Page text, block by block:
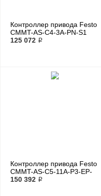
Контроллер привода Festo
CMMT-AS-C4-3A-PN-S1
125 072 ₽
Контроллер привода Festo
CMMT-AS-C5-11A-P3-EP-
S1
150 392 ₽